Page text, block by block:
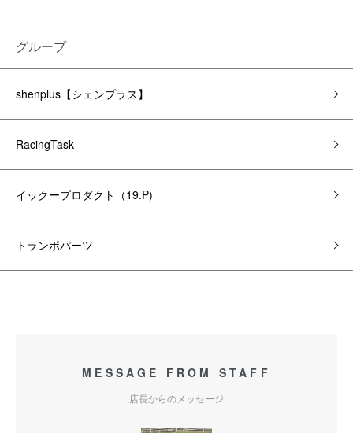
グループ
shenplus【シェンプラス】
RacingTask
イックープロダクト（19.P)
トランポパーツ
MESSAGE FROM STAFF
店長からのメッセージ